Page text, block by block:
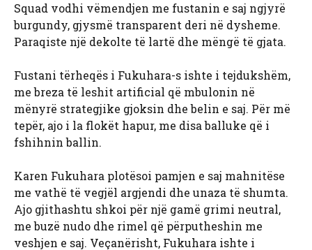
Squad vodhi vëmendjen me fustanin e saj ngjyrë
burgundy, gjysmë transparent deri në dysheme.
Paraqiste një dekolte të lartë dhe mëngë të gjata.
Fustani tërheqës i Fukuhara-s ishte i tejdukshëm,
me breza të leshit artificial që mbulonin në
mënyrë strategjike gjoksin dhe belin e saj. Për më
tepër, ajo i la flokët hapur, me disa balluke që i
fshihnin ballin.
Karen Fukuhara plotësoi pamjen e saj mahnitëse
me vathë të vegjël argjendi dhe unaza të shumta.
Ajo gjithashtu shkoi për një gamë grimi neutral,
me buzë nudo dhe rimel që përputheshin me
veshjen e saj. Veçanërisht, Fukuhara ishte i